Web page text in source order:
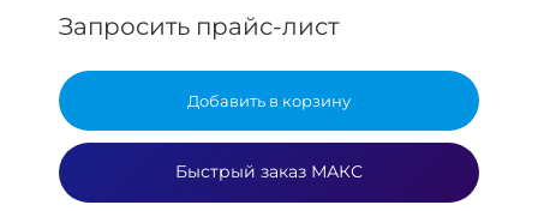
Запросить прайс-лист
Добавить в корзину
Быстрый заказ МАКС